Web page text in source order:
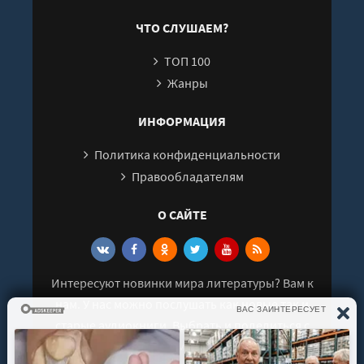
ЧТО СЛУШАЕМ?
ТОП 100
Жанры
ИНФОРМАЦИЯ
Политика конфиденциальности
Правообладателям
О САЙТЕ
Интересуют новинки мира литературы? Вам к
нам. У нас можно послушать как новые так и
старые аудиокниги. Выбрать и поделиться с
друзьями лучшими аудиокнигами!